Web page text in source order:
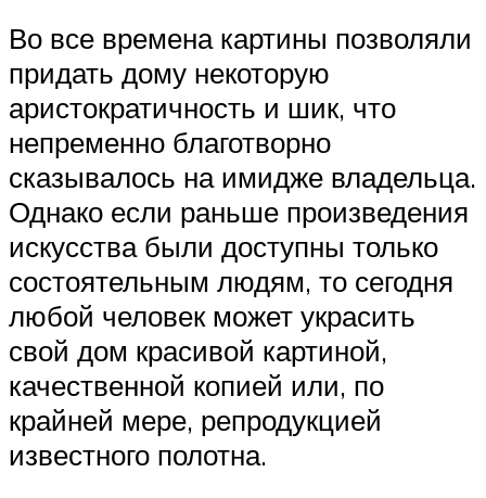
Во все времена картины позволяли
придать дому некоторую
аристократичность и шик, что
непременно благотворно
сказывалось на имидже владельца.
Однако если раньше произведения
искусства были доступны только
состоятельным людям, то сегодня
любой человек может украсить
свой дом красивой картиной,
качественной копией или, по
крайней мере, репродукцией
известного полотна.